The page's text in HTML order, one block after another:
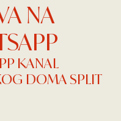
NA
KANAL
DOMA SPLIT